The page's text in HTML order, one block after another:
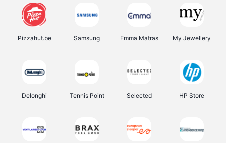
Pizzahut.be Samsung Emma Matras My Jewellery
Delonghi Tennis Point Selected HP Store